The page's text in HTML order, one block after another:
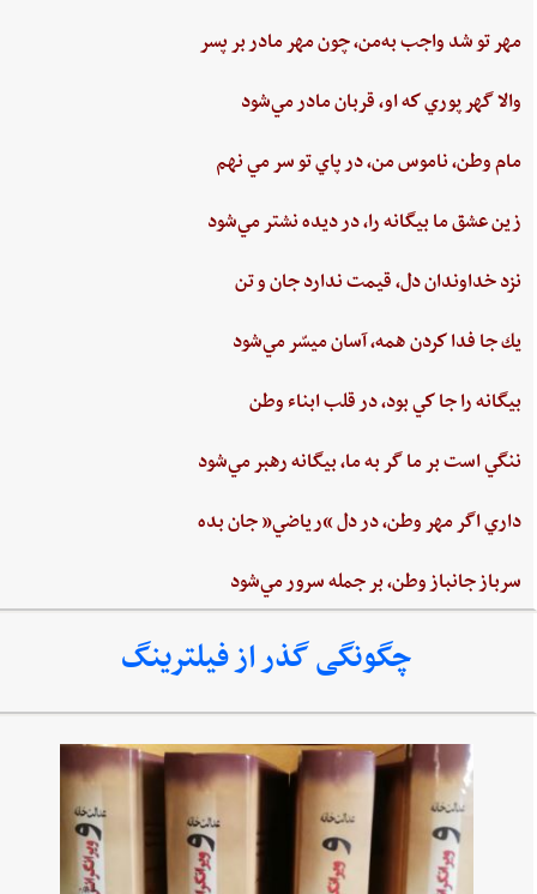
مهر تو شد واجب‌ به‌من،‌ چون‌ مهر مادر بر پسر
والا گهر پوري‌ كه او، قربان مادر مي‌شود
مام‌ وطن‌، ناموس‌ من‌، در پاي ‌تو سر مي نهم‌
زين‌ عشق‌ ما بيگانه را، در ديده ‌نشتر مي‌شود
نزد خداوندان دل،‌ قيمت‌ ندارد جان‌ و تن
يك جا فدا كردن‌ همه،‌ آسان ميسّر مي‌شود
بيگانه‌ را جا كي‌ بود، در قلب‌ ابناء وطن
ننگي ‌است ‌بر ما گر به ‌ما، بيگانه‌ رهبر مي‌شود
داري‌ اگر مهر وطن،‌ در دل‌ “رياضي”‌ جان ‌بده‌
سرباز جانباز وطن،‌ بر جمله سرور مي‌شود
چگونگی گذر از فیلترینگ